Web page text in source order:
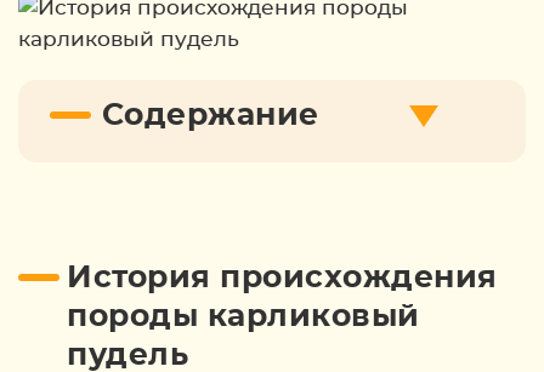
Содержание
История происхождения
породы карликовый
пудель